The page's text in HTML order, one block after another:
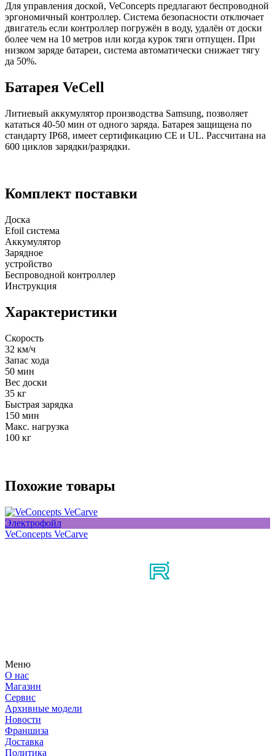
Для управления доской, VeConcepts предлагают беспроводной
эргономичный контроллер. Система безопасности отключает
двигатель если контроллер погружён в воду, удалён от доски
более чем на 10 метров или когда курок тяги отпущен. При
низком заряде батареи, система автоматически снижает тягу
да 50%.
Батарея VeCell
Литиевый аккумулятор производства Samsung, позволяет
кататься 40-50 мин от одного заряда. Батарея защищена по
стандарту IP68, имеет сертификацию CE и UL. Рассчитана на
600 циклов зарядки/разрядки.
Комплект поставки
Доска
Efoil система
Аккумулятор
Зарядное
устройство
Беспроводной контроллер
Инструкция
Характеристики
Скорость
32 км/ч
Запас хода
50 мин
Вес доски
35 кг
Быстрая зарядка
150 мин
Макс. нагрузка
100 кг
Похожие товары
Электрофойл
VeConcepts VeCarve
Меню
О нас
Магазин
Сервис
Архивные модели
Новости
Франшиза
Доставка
Политика